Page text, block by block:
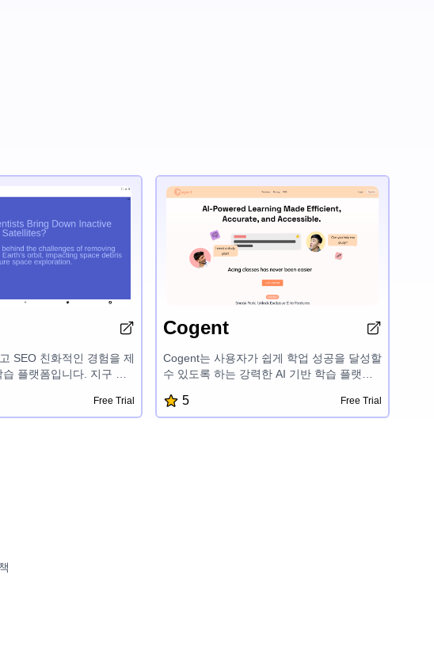
SEO 친화적인 경험을 제
플랫폼입니다. 지구 과
요. Yagc는 최신 발견과
을 확장할 수 있는 흥미로
Free Trial
Cogent
Cogent는 사용자가 쉽게 학업 성공을 달성할
수 있도록 하는 강력한 AI 기반 학습 플랫폼
챗봇과 같은 다양한 도구를 제공하여 모든 연
령과 학력 수준의 학습자에게 학습 과정을 개
5 Free Trial